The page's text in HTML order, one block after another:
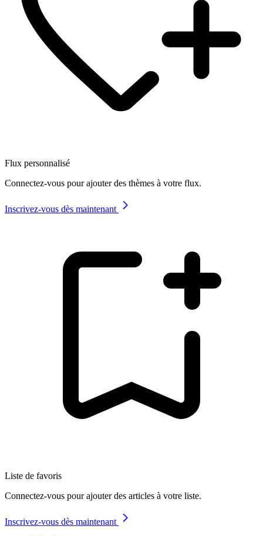
Flux personnalisé
Connectez-vous pour ajouter des thèmes à votre flux.
Inscrivez-vous dès maintenant
Liste de favoris
Connectez-vous pour ajouter des articles à votre liste.
Inscrivez-vous dès maintenant